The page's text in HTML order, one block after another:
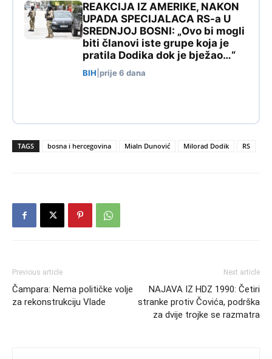
REAKCIJA IZ AMERIKE, NAKON
UPADA SPECIJALACA RS-a U
SREDNJOJ BOSNI: „Ovo bi mogli
biti članovi iste grupe koja je
pratila Dodika dok je bježao…“
BIH prije 6 dana
TAGS bosna i hercegovina Mialn Dunović Milorad Dodik RS
Previous article
Čampara: Nema političke volje
za rekonstrukciju Vlade
Next article
NAJAVA IZ HDZ 1990: Četiri
stranke protiv Čovića, podrška
za dvije trojke se razmatra